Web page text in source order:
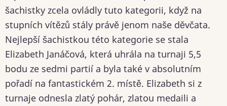
šachistky zcela ovládly tuto kategorii, když na
stupních vítězů stály právě jenom naše děvčata.
Nejlepší šachistkou této kategorie se stala
Elizabeth Janáčová, která uhrála na turnaji 5,5
bodu ze sedmi partií a byla také v absolutním
pořadí na fantastickém 2. místě. Elizabeth si z
turnaje odnesla zlatý pohár, zlatou medaili a